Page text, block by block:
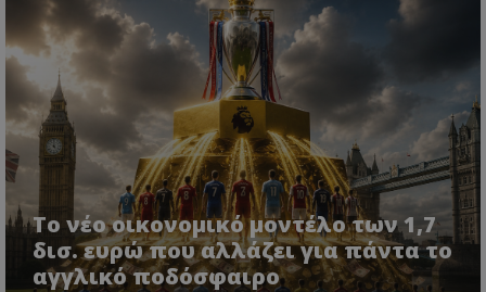
Το νέο οικονομικό μοντέλο των 1,7
δισ. ευρώ που αλλάζει για πάντα το
αγγλικό ποδόσφαιρο